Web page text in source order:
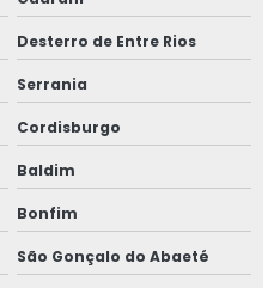
Desterro de Entre Rios
Serrania
Cordisburgo
Baldim
Bonfim
São Gonçalo do Abaeté